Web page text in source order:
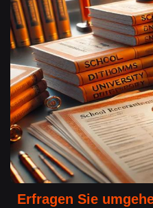
Erfragen Sie